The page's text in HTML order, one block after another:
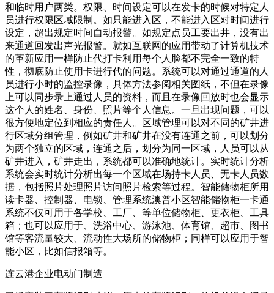
和临时用户两类。权限、时间设定可以在发卡的时候对特定人
员进行权限区域限制。如只能进入区，不能进入区对时间进行
设定，超出规定时间自动报警。如规定点员工要出井，没有出
来通道回发出声光报警。就如互联网的应用带动了计算机技术
的革新应用一样防止代打卡利用每个人脸都不完全一致的特
性，彻底防止使用卡进行代的问题。系统可以对通过通道的人
员进行小时的监控录像，具体方法参阅相关图纸，不但在录像
上可以同步录上通过人员的资料，而且在录像回放时也会显示
这个人的姓名、身份、照片等个人信息。一旦出现问题，可以
很方便地定位到相应的责任人。区域管理可以对不同的矿井进
行区域分组管理，例如矿井和矿井在没有连通之前，可以划分
为两个独立的区域，连通之后，划分为同一区域，人员可以从
矿井进入，矿井走出，系统都可以准确地统计。实时统计分析
系统会实时统计分析出每一个区域在场持卡人员、无卡人员数
据，包括照片处理照片访问照片检索等过程。智能储物柜所用
读卡器、控制器、电锁、管理系统澳普小区智能储物柜一卡通
系统不仅可用于各学校、工厂、等单位储物柜、更衣柜、工具
箱；也可以应用于、洗浴中心、游泳池、体育馆、超市、图书
馆等客流量较大、流动性大场所的储物柜；同样可以应用于智
能小区，比如信报箱等。
连云港企业电动门制造